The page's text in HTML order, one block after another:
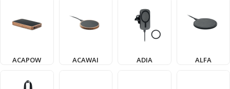
ACAPOW ACAWAI ADIA ALFA